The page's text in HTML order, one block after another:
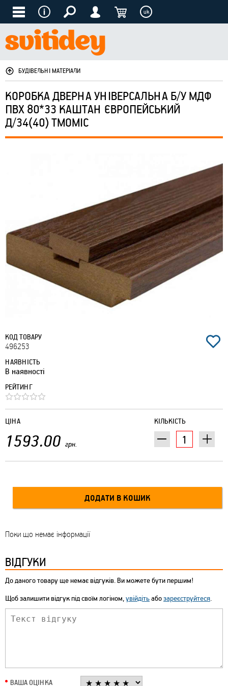
uk
БУДІВЕЛЬНІ МАТЕРІАЛИ
КОРОБКА ДВЕРНА УНІВЕРСАЛЬНА Б/У МДФ
ПВХ 80*33 КАШТАН ЄВРОПЕЙСЬКИЙ
Д/34(40) ТМОМІС
КОД ТОВАРУ
496253
НАЯВНІСТЬ
В наявності
РЕЙТИНГ
КІЛЬКІСТЬ
ЦІНА
1593.00 грн.
Поки що немає інформації
ВІДГУКИ
До даного товару ще немає відгуків. Ви можете бути першим!
Щоб залишити відгук під своїм логіном,увійдітьабозареєструйтеся.
ВАША ОЦІНКА